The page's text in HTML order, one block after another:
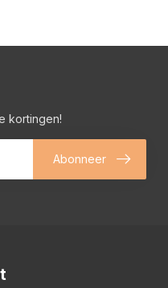
kortingen!
Abonneer